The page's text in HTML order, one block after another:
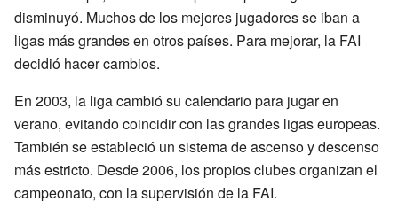
disminuyó. Muchos de los mejores jugadores se iban a
ligas más grandes en otros países. Para mejorar, la FAI
decidió hacer cambios.
En 2003, la liga cambió su calendario para jugar en
verano, evitando coincidir con las grandes ligas europeas.
También se estableció un sistema de ascenso y descenso
más estricto. Desde 2006, los propios clubes organizan el
campeonato, con la supervisión de la FAI.